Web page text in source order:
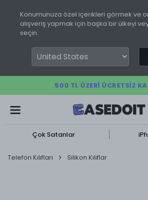
Konumunuza özel içerikleri görmek ve
alışveriş yapmak için başka bir ülkeyi
seçin.
500 TL ÜZERI ÜCRETSIZ
Çok Satanlar
Telefon Kılıfları Silikon Kılıflar